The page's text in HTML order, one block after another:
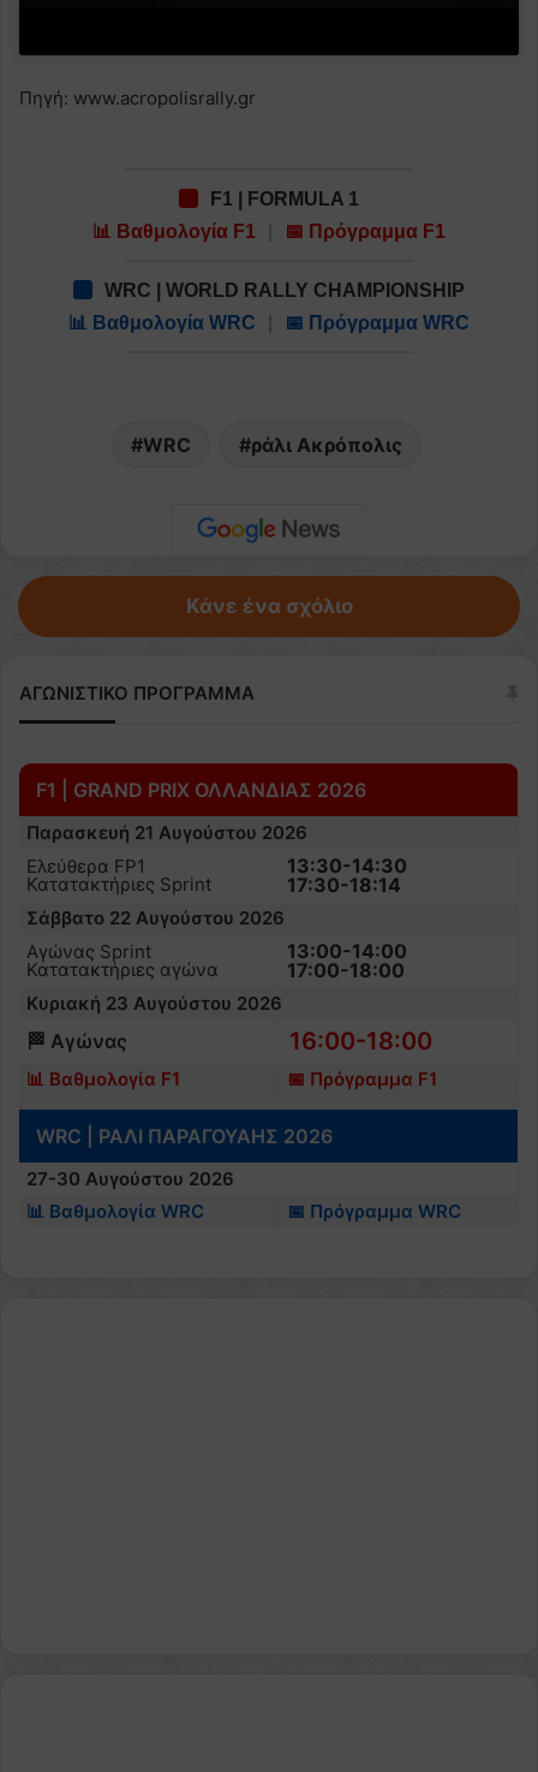
Πηγή: www.acropolisrally.gr
F1 | FORMULA 1
📊 Βαθμολογία F1
📅 Πρόγραμμα F1
WRC | WORLD RALLY CHAMPIONSHIP
📊 Βαθμολογία WRC
📅 Πρόγραμμα WRC
WRC ράλι Ακρόπολις
Κάνε ένα σχόλιο
ΑΓΩΝΙΣΤΙΚΟ ΠΡΟΓΡΑΜΜΑ
F1 | GRAND PRIX ΟΛΛΑΝΔΙΑΣ 2026
Παρασκευή 21 Αυγούστου 2026
Ελεύθερα FP1
Κατατακτήριες Sprint
13:30-14:30
17:30-18:14
Σάββατο 22 Αυγούστου 2026
Αγώνας Sprint
Κατατακτήριες αγώνα
13:00-14:00
17:00-18:00
Κυριακή 23 Αυγούστου 2026
🏁 Αγώνας 16:00-18:00
📊 Βαθμολογία F1 📅 Πρόγραμμα F1
WRC | ΡΑΛΙ ΠΑΡΑΓΟΥΑΗΣ 2026
27-30 Αυγούστου 2026
📊 Βαθμολογία WRC
📅 Πρόγραμμα WRC